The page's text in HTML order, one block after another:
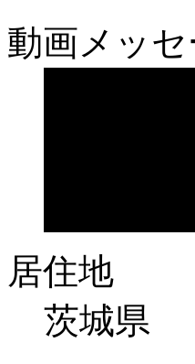
動画メッセ
居住地
茨城県